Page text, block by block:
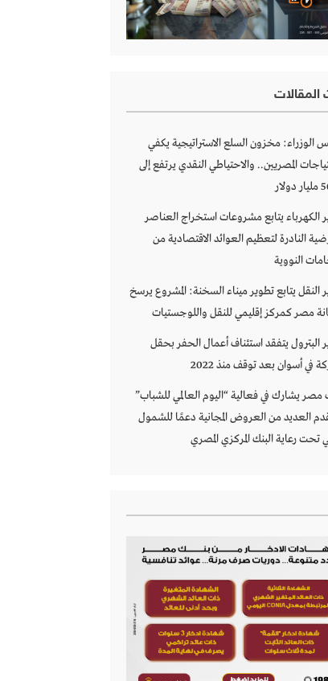
المقالات
الوزراء: مخزون السلع الاستراتيجية يكفي
المصريين.. والاحتياطي النقدي يرتفع إلى
الكهرباء يتابع مشروعات استخراج العناصر
النادرة لتعظيم العوائد الاقتصادية من
النووية
النقل يتابع تطوير ميناء السخنة: المشروع يرسخ
مصر كمركز إقليمي للنقل واللوجستيات
البترول يتفقد استئناف أعمال الحفر بحقل
في أسوان بعد توقف منذ 2022
مصر يشارك في فعالية “اليوم العالمي للشباب”
العديد من العروض المجانية دعمًا للشمول
تحت رعاية البنك المركزي المصري